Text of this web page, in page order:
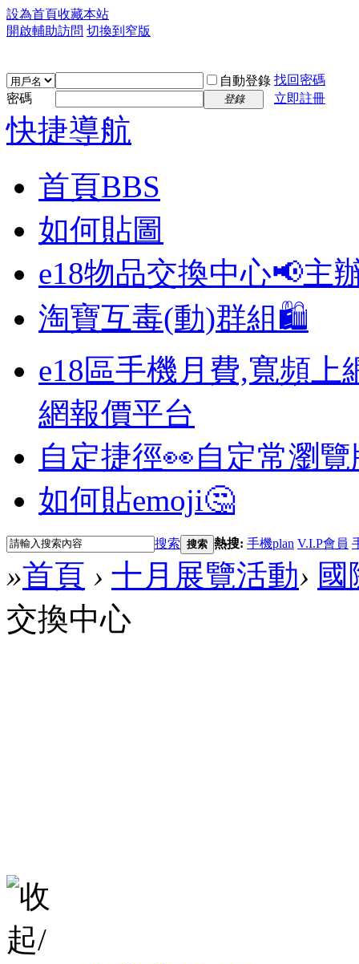
設為首頁收藏本站
開啟輔助訪問 切換到窄版
自動登錄 找回密碼
密碼
登錄 立即註冊
快捷導航
首頁BBS
如何貼圖
e18物品交換中心📢主
淘寶互毒(動)群組🛍️
e18區手機月費,寬頻上
網報價平台
自定捷徑👀自定常瀏
如何貼emoji🤔
搜索 搜索 熱搜: 手機plan V.I.P會員
»首頁 › 十月展覽活動› 國
交換中心